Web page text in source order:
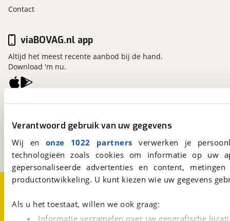
Verantwoord gebruik van uw gegevens
Wij en onze 1022 partners verwerken je
technologieën zoals cookies om informatie op
gepersonaliseerde advertenties en content,
productontwikkeling. U kunt kiezen wie uw gegevens
Als u het toestaat, willen we ook graag:
Informatie verzamelen over uw geografische
Contact
viaBOVAG.nl
Kosterijland
3981 AJ Bunnik
Een initiatief van
viaBOVAG.nl app
Altijd het meest recente aanbod bij de hand.
Download 'm nu.
Over viaBOVAG.nlDisclaimer- en Privacyverklaring